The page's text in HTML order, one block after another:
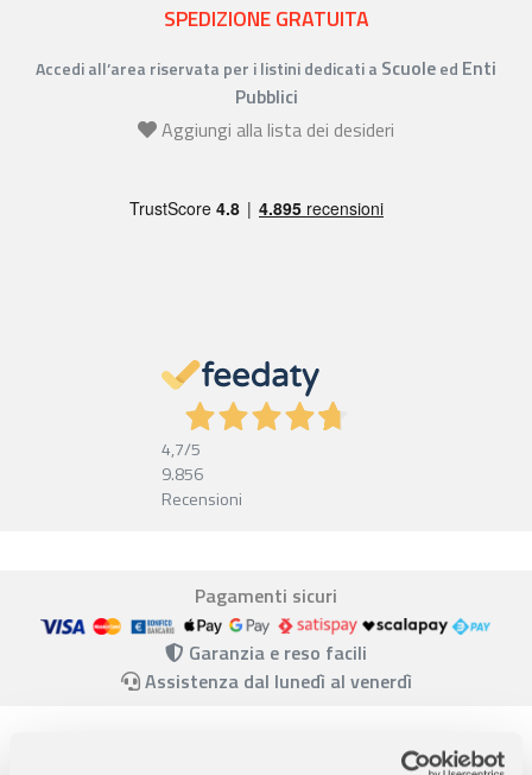
SPEDIZIONE GRATUITA
Accedi all’area riservata per i listini dedicati a Scuoleed Enti
Pubblici
Aggiungi alla lista dei desideri
4,7/5
9.856
Recensioni
Pagamenti sicuri
Garanzia e reso facili
Assistenza dal lunedì al venerdì